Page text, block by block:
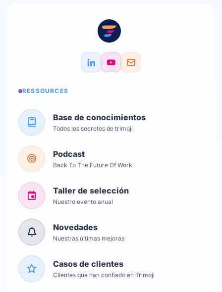
RESSOURCES
Base de conocimientos
Todos los secretos de trimoji
Podcast
Back To The Future Of Work
Taller de selección
Nuestro evento anual
Novedades
Nuestras últimas mejoras
Casos de clientes
Clientes que han confiado en Trimoji